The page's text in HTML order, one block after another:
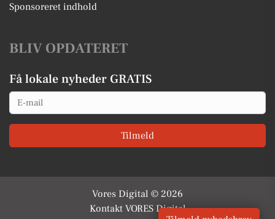
Sponsoreret indhold
BLIV OPDATERET
Få lokale nyheder GRATIS
Email
Tilmeld
Vores Digital © 2026
Kontakt VORES Digital